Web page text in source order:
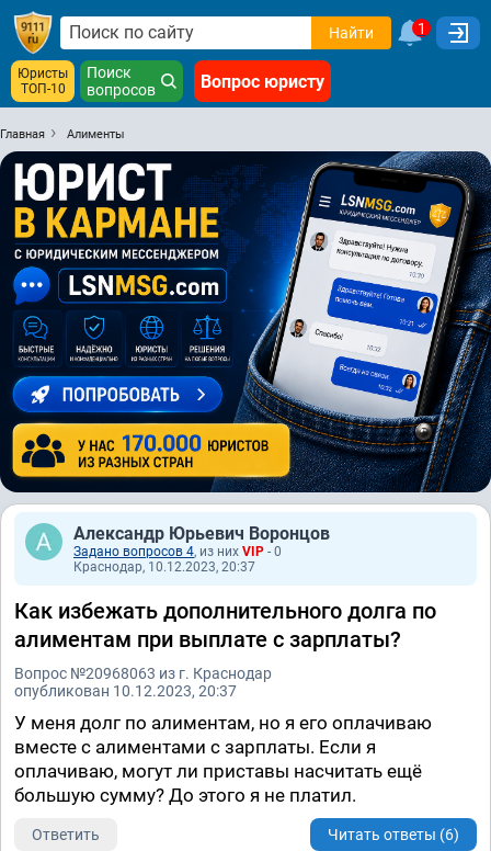
Найти 1
Юристы
ТОП-10
Поиск
вопросов
Вопрос юристу
Главная Алименты
Александр Юрьевич Воронцов
Задано вопросов 4, из них VIP - 0
Краснодар, 10.12.2023, 20:37
Как избежать дополнительного долга по
алиментам при выплате с зарплаты?
Вопрос №20968063 из г. Краснодар
опубликован 10.12.2023, 20:37
У меня долг по алиментам, но я его оплачиваю
вместе с алиментами с зарплаты. Если я
оплачиваю, могут ли приставы насчитать ещё
большую сумму? До этого я не платил.
Ответить Читать ответы (6)